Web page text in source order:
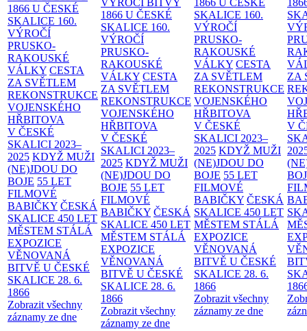
1866 U ČESKÉ
SKALICE 160.
VÝROČÍ
PRUSKO-
RAKOUSKÉ
VÁLKY CESTA
ZA SVĚTLEM
REKONSTRUKCE
VOJENSKÉHO
HŘBITOVA
V ČESKÉ
SKALICI 2023–
2025 KDYŽ MUŽI
(NE)JDOU DO
BOJE 55 LET
FILMOVÉ
BABIČKY ČESKÁ
SKALICE 450 LET
MĚSTEM STÁLÁ
EXPOZICE
VĚNOVANÁ
BITVĚ U ČESKÉ
SKALICE 28. 6.
1866
Zobrazit všechny
záznamy ze dne
1866 U ČESKÉ
SKALICE 160.
VÝROČÍ
PRUSKO-
RAKOUSKÉ
VÁLKY CESTA
ZA SVĚTLEM
REKONSTRUKCE
VOJENSKÉHO
HŘBITOVA
V ČESKÉ
SKALICI 2023–
2025 KDYŽ MUŽI
(NE)JDOU DO
BOJE 55 LET
FILMOVÉ
BABIČKY ČESKÁ
SKALICE 450 LET
MĚSTEM STÁLÁ
EXPOZICE
VĚNOVANÁ
BITVĚ U ČESKÉ
SKALICE 28. 6.
1866
Zobrazit všechny
záznamy ze dne
SKALICE 160.
VÝROČÍ
PRUSKO-
RAKOUSKÉ
VÁLKY CESTA
ZA SVĚTLEM
REKONSTRUKCE
VOJENSKÉHO
HŘBITOVA
V ČESKÉ
SKALICI 2023–
2025 KDYŽ MUŽI
(NE)JDOU DO
BOJE 55 LET
FILMOVÉ
BABIČKY ČESKÁ
SKALICE 450 LET
MĚSTEM STÁLÁ
EXPOZICE
VĚNOVANÁ
BITVĚ U ČESKÉ
SKALICE 28. 6.
1866
Zobrazit všechny
záznamy ze dne
ZA
V